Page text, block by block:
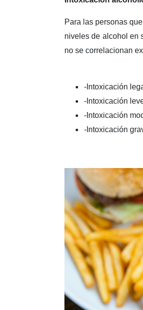
Para las personas
niveles de alcohol en
no se correlacionan
-Intoxicación
-Intoxicación
-Intoxicación
-Intoxicación